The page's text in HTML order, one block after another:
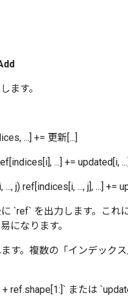
ます。
...] += 更新[...]
...] += updated[i,
j) ref[indices[i, ..., j], ...] +=
`ref` を出力します。これ
になります。
す。複数の「インデック
ref.shape[1:]` または